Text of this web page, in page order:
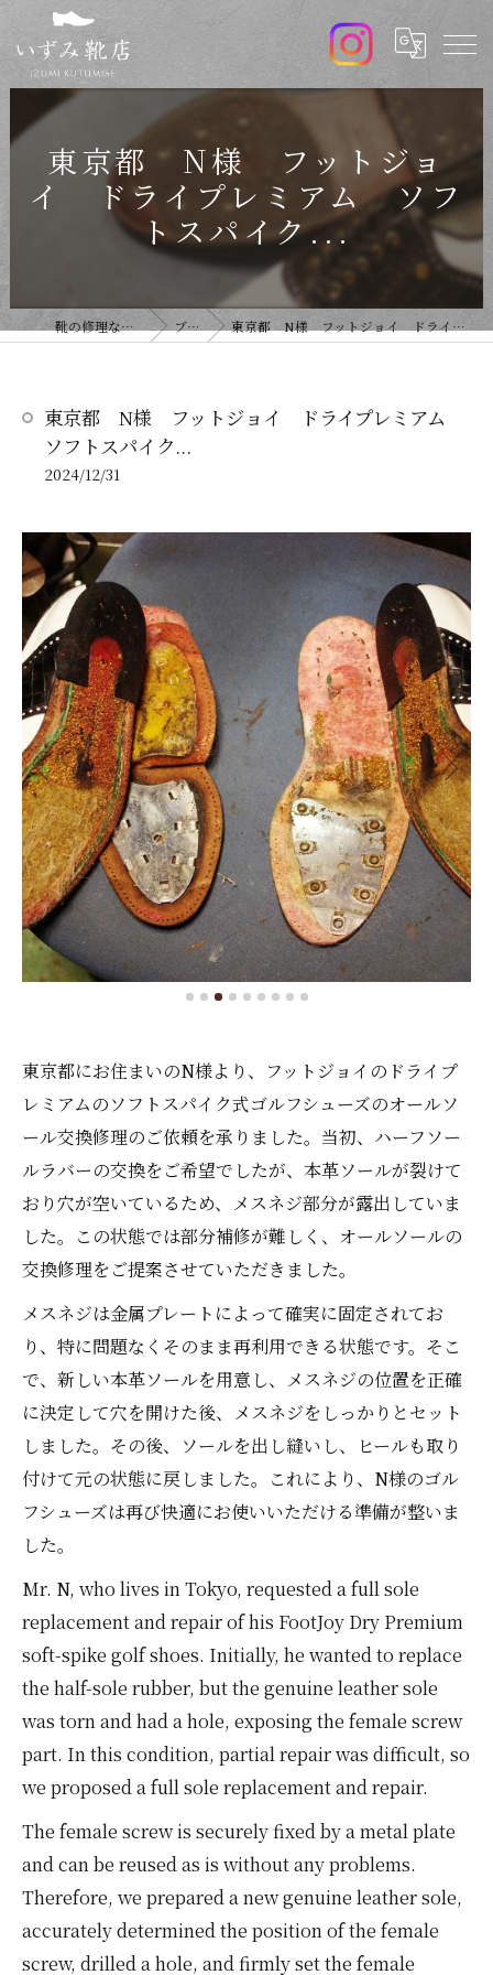
東京都 N様 フットジョ
イ ドライプレミアム ソフ
トスパイク...
靴の修理ならいずみ靴店 ブログ 東京都 N様 フットジョイ ドライプレミアム ソフトスパイク...
東京都 N様 フットジョイ ドライプレミアム
ソフトスパイク...
2024/12/31
東京都にお住まいのN様より、フットジョイのドライプ
レミアムのソフトスパイク式ゴルフシューズのオールソ
ール交換修理のご依頼を承りました。当初、ハーフソー
ルラバーの交換をご希望でしたが、本革ソールが裂けて
おり穴が空いているため、メスネジ部分が露出していま
した。この状態では部分補修が難しく、オールソールの
交換修理をご提案させていただきました。
メスネジは金属プレートによって確実に固定されてお
り、特に問題なくそのまま再利用できる状態です。そこ
で、新しい本革ソールを用意し、メスネジの位置を正確
に決定して穴を開けた後、メスネジをしっかりとセット
しました。その後、ソールを出し縫いし、ヒールも取り
付けて元の状態に戻しました。これにより、N様のゴル
フシューズは再び快適にお使いいただける準備が整いま
した。
Mr. N, who lives in Tokyo, requested a full sole
replacement and repair of his FootJoy Dry Premium
soft-spike golf shoes. Initially, he wanted to replace
the half-sole rubber, but the genuine leather sole
was torn and had a hole, exposing the female screw
part. In this condition, partial repair was difficult, so
we proposed a full sole replacement and repair.
The female screw is securely fixed by a metal plate
and can be reused as is without any problems.
Therefore, we prepared a new genuine leather sole,
accurately determined the position of the female
screw, drilled a hole, and firmly set the female